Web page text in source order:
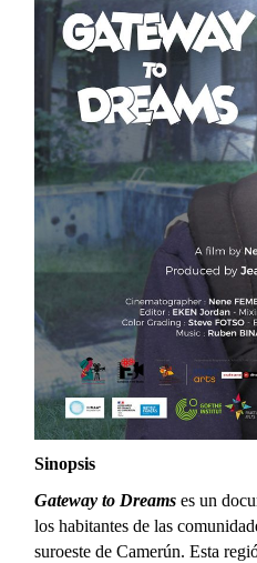
Sinopsis
Gateway to Dreams es un
los habitantes de las
suroeste de Camerún. Esta